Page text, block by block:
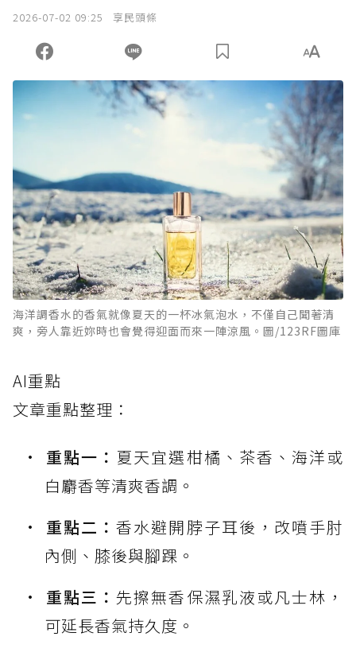
2026-07-02 09:25 享民頭條
海洋調香水的香氣就像夏天的一杯冰氣泡水，不僅自己聞著清
爽，旁人靠近妳時也會覺得迎面而來一陣涼風。圖/123RF圖庫
AI重點
文章重點整理：
重點一： 夏天宜選柑橘、茶香、海洋或
白麝香等清爽香調。
重點二：香水避開脖子耳後，改噴手肘
內側、膝後與腳踝。
重點三：先擦無香保濕乳液或凡士林，
可延長香氣持久度。